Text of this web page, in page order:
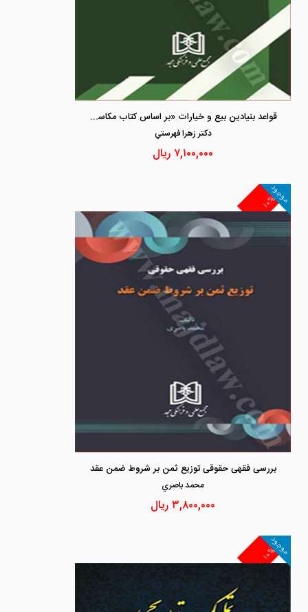
قواعد بنیادین بیع و خیارات «بر اساس کتاب مکاسب» «جامع فقه مدنی3،2،1»
دكتر زهرا فهرستي
۷,۱۰۰,۰۰۰ ریال
۱۰%
موجود
بررسی فقهی حقوقی توزیع ثمن بر شروط ضمن عقد
محمد باصري
۳,۸۰۰,۰۰۰ریال
۱۰%
موجود